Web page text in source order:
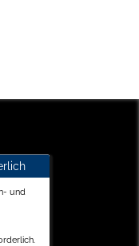
und